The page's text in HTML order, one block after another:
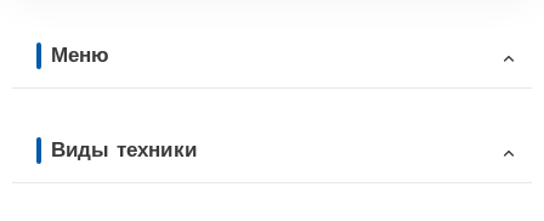
Меню
Виды техники